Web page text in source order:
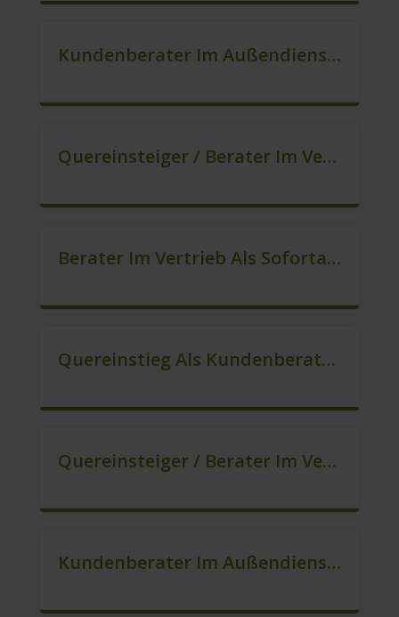
Kundenberater Im Außendienst In Festanstellung (m/w/d)
Quereinsteiger / Berater Im Vertrieb (Außendienst) (m/w/d)
Berater Im Vertrieb Als Sofortanstellung (m/w/d)
Quereinstieg Als Kundenberater Im Außendienst (m/w/d)
Quereinsteiger / Berater Im Vertrieb In Festanstellung (m/w/d)
Kundenberater Im Außendienst – Lokalvertrieb (m/w/d)